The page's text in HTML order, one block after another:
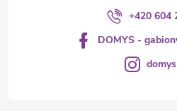
+420 604
DOMYS -